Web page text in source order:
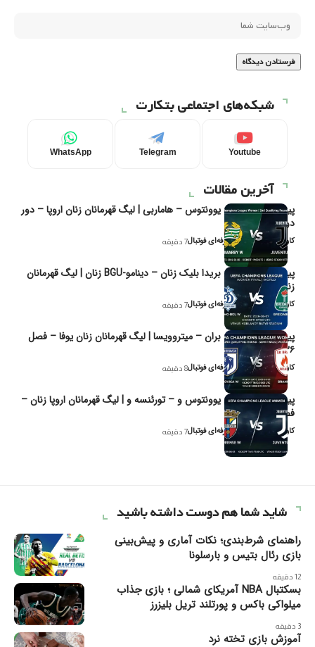
شبکه‌های اجتماعی بتکارت
Youtube
Telegram
WhatsApp
آخرین مقالات
پیش‌بینی و تحلیل یوونتوس – هاماربی | لیگ قهرمانان زنان اروپا – دور
دوم مرحله
کاوه نیک‌فر، تحلیل‌گر حرفه‌ای فوتبال7 دقیقه
پیش‌بینی و تحلیل بریدا بلیک زنان – دینامو-BGU زنان | لیگ قهرمانان
زنان یوفا
کاوه نیک‌فر، تحلیل‌گر حرفه‌ای فوتبال7 دقیقه
پیش‌بینی و تحلیل بران – میتروویسا | لیگ قهرمانان زنان یوفا – فصل
۲۰۲۶
کاوه نیک‌فر، تحلیل‌گر حرفه‌ای فوتبال8 دقیقه
پیش‌بینی و تحلیل یوونتوس و – تورئنسه و | لیگ قهرمانان اروپا زنان –
فصل ۲۰۲۶
کاوه نیک‌فر، تحلیل‌گر حرفه‌ای فوتبال7 دقیقه
شاید شما هم دوست داشته باشید
راهنمای شرط‌بندی؛ نکات آماری و پیش‌بینی
بازی رئال بتیس و بارسلونا
12 دقیقه
بسکتبال NBA آمریکای شمالی ؛ بازی جذاب
میلواکی باکس و پورتلند تریل بلیزرز
3 دقیقه
آموزش بازی تخته نرد